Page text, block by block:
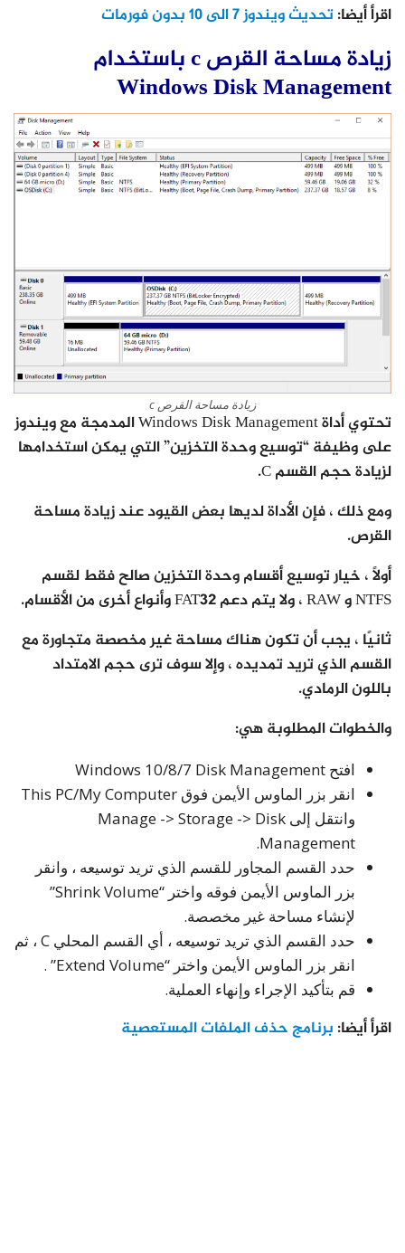
اقرأ أيضا:تحديث ويندوز 7 الى 10 بدون فورمات
زيادة مساحة القرص c باستخدام
Windows Disk Management
زيادة مساحة القرص c
تحتوي أداة Windows Disk Management المدمجة مع ويندوز
على وظيفة “توسيع وحدة التخزين” التي يمكن استخدامها
لزيادة حجم القسم C.
ومع ذلك ، فإن الأداة لديها بعض القيود عند زيادة مساحة
القرص.
أولاً ، خيار توسيع أقسام وحدة التخزين صالح فقط لقسم
NTFS و RAW ، ولا يتم دعم FAT32 وأنواع أخرى من الأقسام.
ثانيًا ، يجب أن تكون هناك مساحة غير مخصصة متجاورة مع
القسم الذي تريد تمديده ، وإلا سوف ترى حجم الامتداد
باللون الرمادي.
والخطوات المطلوبة هي:
افتح Windows 10/8/7 Disk Management
انقر بزر الماوس الأيمن فوق This PC/My Computer
وانتقل إلى Manage -> Storage -> Disk
Management.
حدد القسم المجاور للقسم الذي تريد توسيعه ، وانقر
بزر الماوس الأيمن فوقه واختر “Shrink Volume”
لإنشاء مساحة غير مخصصة.
حدد القسم الذي تريد توسيعه ، أي القسم المحلي C ، ثم
انقر بزر الماوس الأيمن واختر “Extend Volume” .
قم بتأكيد الإجراء وإنهاء العملية.
اقرأ أيضا: برنامج حذف الملفات المستعصية